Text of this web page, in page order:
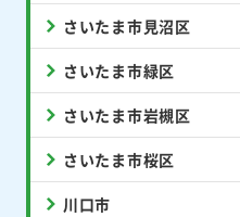
さいたま市見沼区
さいたま市緑区
さいたま市岩槻区
さいたま市桜区
川口市